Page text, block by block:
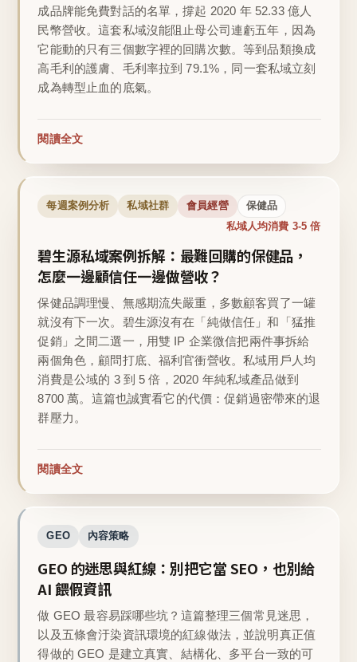
成品牌能免費對話的名單，撐起 2020 年 52.33 億人
民幣營收。這套私域沒能阻止母公司連虧五年，因為
它能動的只有三個數字裡的回購次數。等到品類換成
高毛利的護膚、毛利率拉到 79.1%，同一套私域立刻
成為轉型止血的底氣。
閱讀全文
每週案例分析 私域社群 會員經營 保健品
私域人均消費 3-5 倍
碧生源私域案例拆解：最難回購的保健品，
怎麼一邊顧信任一邊做營收？
保健品調理慢、無感期流失嚴重，多數顧客買了一罐
就沒有下一次。碧生源沒有在「純做信任」和「猛推
促銷」之間二選一，用雙 IP 企業微信把兩件事拆給
兩個角色，顧問打底、福利官衝營收。私域用戶人均
消費是公域的 3 到 5 倍，2020 年純私域產品做到
8700 萬。這篇也誠實看它的代價：促銷過密帶來的退
群壓力。
閱讀全文
GEO 內容策略
GEO 的迷思與紅線：別把它當 SEO，也別給
AI 餵假資訊
做 GEO 最容易踩哪些坑？這篇整理三個常見迷思，
以及五條會汙染資訊環境的紅線做法，並說明真正值
得做的 GEO 是建立真實、結構化、多平台一致的可